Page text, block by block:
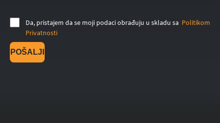
Da, pristajem da se moji podaci obrađuju u skladu sa Politikom
Privatnosti
POŠALJI